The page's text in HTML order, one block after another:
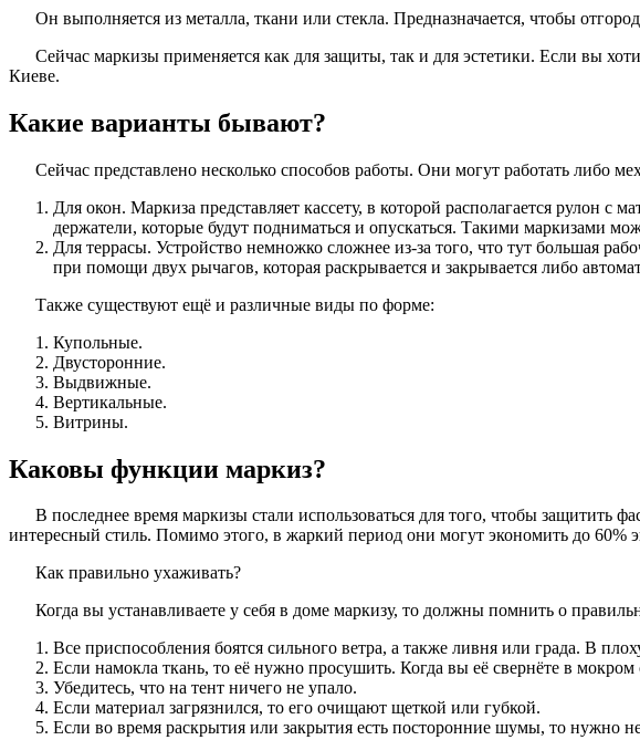
Он выполняется из металла, ткани или стекла. Предназначается, чтобы
Сейчас маркизы применяется как для защиты, так и для эстетики. Если вы
Киеве.
Какие варианты бывают?
Сейчас представлено несколько способов работы. Они могут работать либо
Для окон. Маркиза представляет кассету, в которой располагается рулон с
держатели, которые будут подниматься и опускаться. Такими маркизами
Для террасы. Устройство немножко сложнее из-за того, что тут большая
при помощи двух рычагов, которая раскрывается и закрывается либо
Также существуют ещё и различные виды по форме:
Купольные.
Двусторонние.
Выдвижные.
Вертикальные.
Витрины.
Каковы функции маркиз?
В последнее время маркизы стали использоваться для того, чтобы
интересный стиль. Помимо этого, в жаркий период они могут экономить до
Как правильно ухаживать?
Когда вы устанавливаете у себя в доме маркизу, то должны помнить о
Все приспособления боятся сильного ветра, а также ливня или града. В
Если намокла ткань, то её нужно просушить. Когда вы её свернёте в мокром
Убедитесь, что на тент ничего не упало.
Если материал загрязнился, то его очищают щеткой или губкой.
Если во время раскрытия или закрытия есть посторонние шумы, то нужно